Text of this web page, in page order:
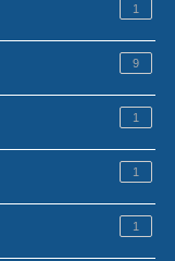
1
9
1
1
1